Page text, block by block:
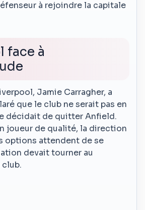
à rejoindre la capitale
face à
Jamie Carragher, a
que le club ne serait pas en
décidait de quitter Anfield.
joueur de qualité, la direction
options attendent de se
devait tourner au
club.